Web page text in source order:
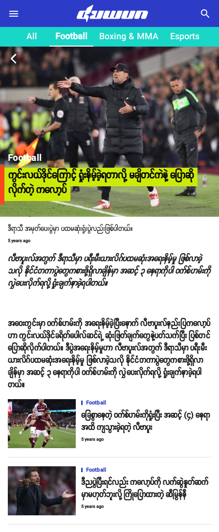
search
All Football Boxing & MMA Esports
arrow_back_ios
Football
ကွင်းလယ်ဒိုင်ကြောင့် ရှုံးနိမ့်ခဲ့ရတာလို့ မချိတင်ကဲနဲ့ ပြောဆို
လိုက်တဲ့ ကလော့ပ်
ဒီရာသီ အမှတ်ပေးပွဲမှာ ပထမဆုံးရှုံးပွဲလည်းဖြစ်ပါတယ်။
5 years ago
လီဗာပူးလ်အတွက် ဒီရာသီမှာ ပရီးမီးယားလိဂ်ပထမဆုံးအရေးနိမ့်မှု ဖြစ်လာခဲ့
သလို နိုင်ငံတကာပွဲတွေကစားဖို့ရှိလာချိန်မှာ အဆင့် ၃ နေရာကိုပါ ဝက်စ်ဟမ်းကို
လွှဲပေးလိုက်ရလို့ ရှုံးချက်နာခဲ့ရပါတယ်။
အဝေးကွင်းမှာ ဝက်စ်ဟမ်းကို အရေးနိမ့်ခဲ့ပြီးနောက် လီဗာပူးလ်နည်းပြကလော့ပ်
ဟာ ကွင်းလယ်ဒိုင်ခရိတ်ပေါလ်ဆင်ရဲ့ ဆုံးဖြတ်ချက်တွေနဲ့ပတ်သက်ပြီး ပြစ်တင်
ပြောဆိုလိုက်ပါတယ်။ ဒီပွဲအရေးနိမ့်မှုဟာ လီဗာပူးလ်အတွက် ဒီရာသီမှာ ပရီးမီး
ယားလိဂ်ပထမဆုံးအရေးနိမ့်မှု ဖြစ်လာခဲ့သလို နိုင်ငံတကာပွဲတွေကစားဖို့ရှိလာ
ချိန်မှာ အဆင့် ၃ နေရာကိုပါ ဝက်စ်ဟမ်းကို လွှဲပေးလိုက်ရလို့ ရှုံးချက်နာခဲ့ရပါ
တယ်။
Football
ခြေစွာနေတဲ့ ဝက်စ်ဟမ်းကိုရှုံးပြီး အဆင့် (၄) နေရာ
အထိ ကျသွားခဲ့ရတဲ့ လီဗာပူး
5 years ago
Football
ဒီညပွဲပြီးရင်လည်း ကလော့ပ်ကို လက်ဆွဲနှုတ်ဆက်
မှာမဟုတ်ဘူးလို့ ကြိုပြောထားတဲ့ ဆီမြွန်နီ
5 years ago